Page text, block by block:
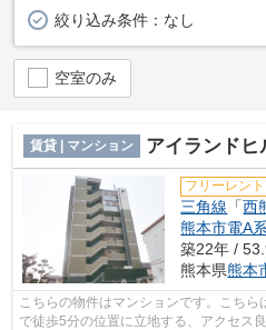
絞り込み条件： なし
空室のみ
賃貸 | マンション アイランドヒ
フリーレント
三角線 「西
熊本市電A
築22年 /
熊本県熊本
こちらの物件はマンションです。こち
で徒歩5分の位置に立地する、アクセス